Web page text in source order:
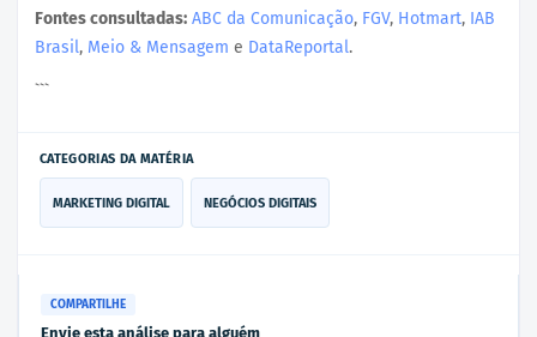
Fontes consultadas: ABC da Comunicação, FGV, Hotmart, IAB
Brasil, Meio & Mensagem e DataReportal.
```
CATEGORIAS DA MATÉRIA
MARKETING DIGITAL NEGÓCIOS DIGITAIS
COMPARTILHE
Envie esta análise para alguém